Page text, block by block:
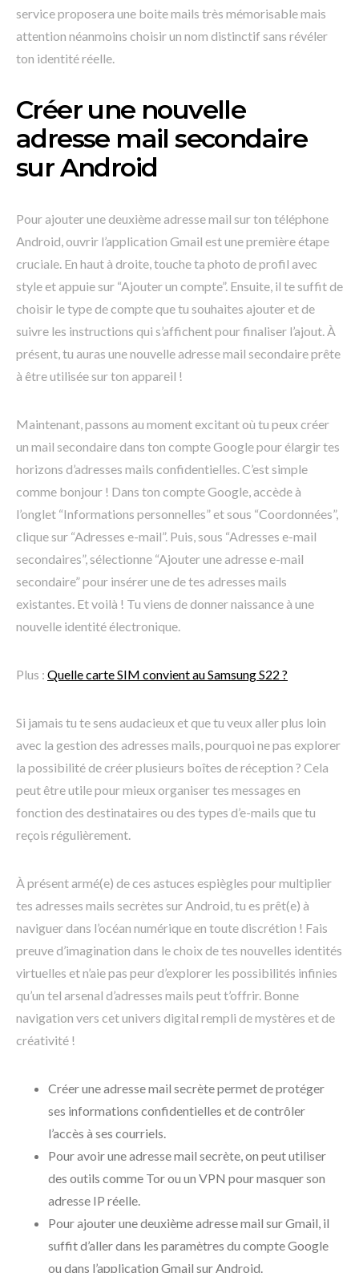
service proposera une boite mails très mémorisable mais
attention néanmoins choisir un nom distinctif sans révéler
ton identité réelle.
Créer une nouvelle
adresse mail secondaire
sur Android
Pour ajouter une deuxième adresse mail sur ton téléphone
Android, ouvrir l’application Gmail est une première étape
cruciale. En haut à droite, touche ta photo de profil avec
style et appuie sur “Ajouter un compte”. Ensuite, il te suffit de
choisir le type de compte que tu souhaites ajouter et de
suivre les instructions qui s’affichent pour finaliser l’ajout. À
présent, tu auras une nouvelle adresse mail secondaire prête
à être utilisée sur ton appareil !
Maintenant, passons au moment excitant où tu peux créer
un mail secondaire dans ton compte Google pour élargir tes
horizons d’adresses mails confidentielles. C’est simple
comme bonjour ! Dans ton compte Google, accède à
l’onglet “Informations personnelles” et sous “Coordonnées”,
clique sur “Adresses e-mail”. Puis, sous “Adresses e-mail
secondaires”, sélectionne “Ajouter une adresse e-mail
secondaire” pour insérer une de tes adresses mails
existantes. Et voilà ! Tu viens de donner naissance à une
nouvelle identité électronique.
Plus : Quelle carte SIM convient au Samsung S22 ?
Si jamais tu te sens audacieux et que tu veux aller plus loin
avec la gestion des adresses mails, pourquoi ne pas explorer
la possibilité de créer plusieurs boîtes de réception ? Cela
peut être utile pour mieux organiser tes messages en
fonction des destinataires ou des types d’e-mails que tu
reçois régulièrement.
À présent armé(e) de ces astuces espiègles pour multiplier
tes adresses mails secrètes sur Android, tu es prêt(e) à
naviguer dans l’océan numérique en toute discrétion ! Fais
preuve d’imagination dans le choix de tes nouvelles identités
virtuelles et n’aie pas peur d’explorer les possibilités infinies
qu’un tel arsenal d’adresses mails peut t’offrir. Bonne
navigation vers cet univers digital rempli de mystères et de
créativité !
Créer une adresse mail secrète permet de protéger
ses informations confidentielles et de contrôler
l’accès à ses courriels.
Pour avoir une adresse mail secrète, on peut utiliser
des outils comme Tor ou un VPN pour masquer son
adresse IP réelle.
Pour ajouter une deuxième adresse mail sur Gmail, il
suffit d’aller dans les paramètres du compte Google
ou dans l’application Gmail sur Android.